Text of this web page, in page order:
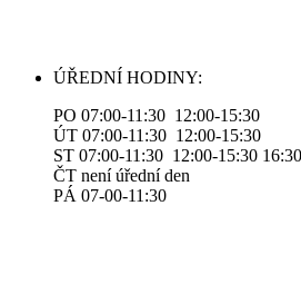
ÚŘEDNÍ HODINY:
PO 07:00-11:30 12:00-15:30
ÚT 07:00-11:30 12:00-15:30
ST 07:00-11:30 12:00-15:30
ČT není úřední den
PÁ 07-00-11:30